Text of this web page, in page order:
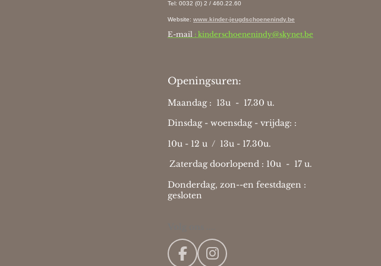
Tel: 0032 (0) 2 / 460.22.60
Website: www.kinder-jeugdschoenenindy.be
E-mail : kinderschoenenindy@skynet.be
Openingsuren:
Maandag : 13u - 17.30 u.
Dinsdag - woensdag - vrijdag: :
10u - 12 u / 13u - 17.30u.
Zaterdag doorlopend : 10u - 17 u.
Donderdag, zon--en feestdagen :
gesloten
F I